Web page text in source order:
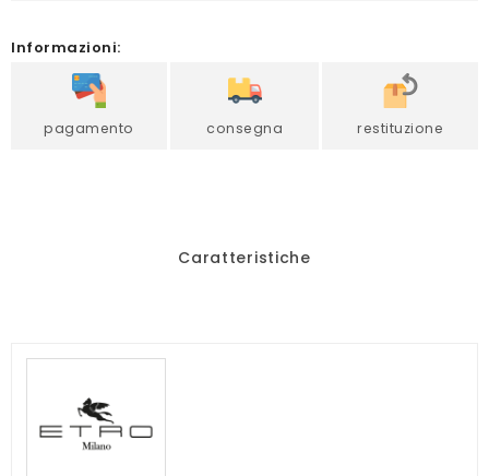
Informazioni:
pagamento consegna restituzione
Caratteristiche